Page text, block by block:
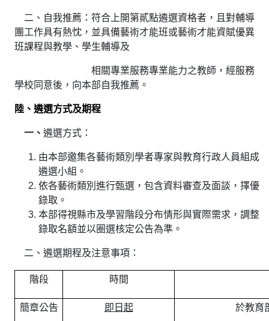
二、自我推薦：符合上開第貳點遴選資格者，且對輔導
團工作具有熱忱，並具備藝術才能班或藝術才能資賦優異
班課程與教學、 學生輔導及
相關專業服務專業能力之教師，經服務
學校同意後，向本部自我推薦。
陸、 遴選方式及期程
一、 遴選方式：
由本部邀集各藝術類別學者專家與教育行政人員組成
遴選小組。
依各藝術類別進行甄選，包含資料審查及面談，擇優
錄取。
本部得視縣市及學習階段分布情形與實際需求，調整
錄取名額並以圈選核定公告為準。
二、遴選期程及注意事項：
階段 時間
簡章公告 即日起 於教育